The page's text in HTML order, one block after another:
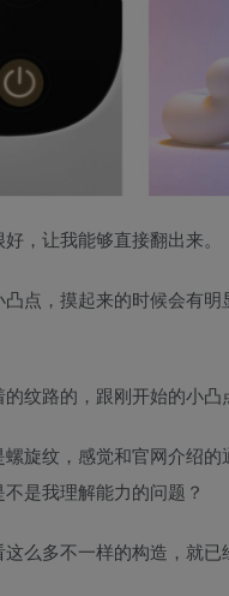
，让我能够直接翻出来。
点，摸起来的时候会有
纹路的，跟刚开始的小凸
旋纹，感觉和官网介绍的
是我理解能力的问题？
么多不一样的构造，就已